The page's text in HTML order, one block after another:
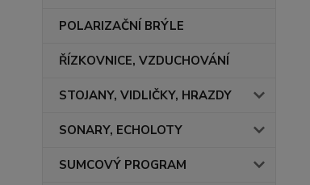
POLARIZAČNÍ BRÝLE
ŘÍZKOVNICE, VZDUCHOVÁNÍ
STOJANY, VIDLIČKY, HRAZDY
SONARY, ECHOLOTY
SUMCOVÝ PROGRAM